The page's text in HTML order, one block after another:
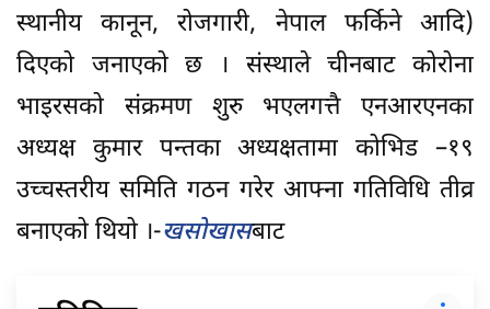
स्थानीय कानून, रोजगारी, नेपाल फर्किने आदि)
दिएको जनाएको छ । संस्थाले चीनबाट कोरोना
भाइरसको संक्रमण शुरु भएलगत्तै एनआरएनका
अध्यक्ष कुमार पन्तका अध्यक्षतामा कोभिड –१९
उच्चस्तरीय समिति गठन गरेर आफ्ना गतिविधि तीव्र
बनाएको थियो ।-खसोखासबाट